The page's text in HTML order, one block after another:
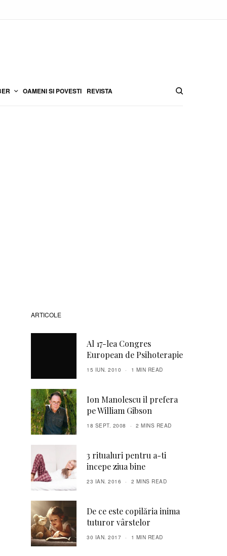
OAMENI SI POVESTI REVISTA
ARTICOLE
Al 17-lea Congres
European de Psihoterapie
15 IUN. 2010 1 MIN READ
Ion Manolescu il prefera
pe William Gibson
18 SEPT. 2008 2 MINS READ
3 ritualuri pentru a-ti
incepe ziua bine
23 IAN. 2016 2 MINS READ
De ce este copilăria inima
tuturor vârstelor
30 IAN. 2017 1 MIN READ